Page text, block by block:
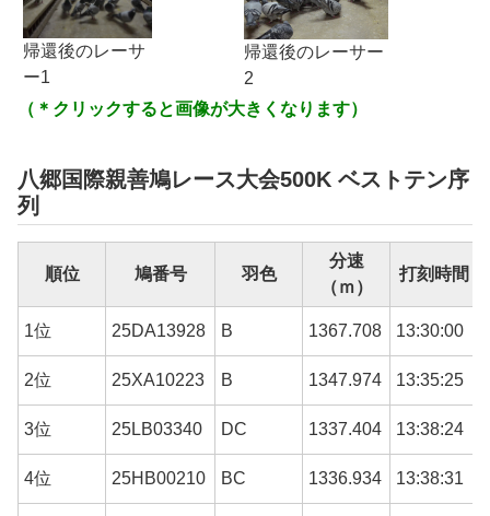
帰還後のレーサ
ー1
帰還後のレーサー
2
（＊クリックすると画像が大きくなります）
八郷国際親善鳩レース大会500K ベストテン序
列
順位 鳩番号 羽色
分速
（ｍ）
打刻時間
1位 25DA13928 B 1367.708 13:30:00
2位 25XA10223 B 1347.974 13:35:25
3位 25LB03340 DC 1337.404 13:38:24
4位 25HB00210 BC 1336.934 13:38:31